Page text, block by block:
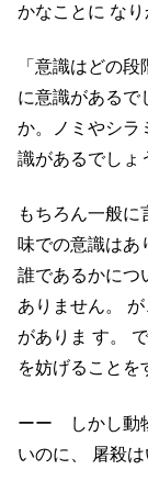
かなことに な
「意識はどの
に意識があるで
か。ノミやシラ
識があるでしょ
もちろん一般
味での意識はあ
誰であるかにつ
ありません。
がありま す。
を妨げることを
ーー しかし動
いのに、 屠殺